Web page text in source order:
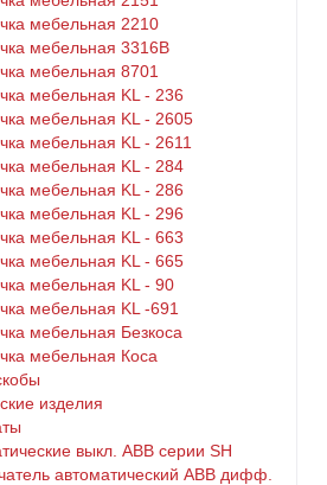
мебельная 2210
мебельная 3316B
мебельная 8701
мебельная KL - 236
мебельная KL - 2605
мебельная KL - 2611
мебельная KL - 284
мебельная KL - 286
мебельная KL - 296
мебельная KL - 663
мебельная KL - 665
мебельная KL - 90
мебельная KL -691
мебельная Безкоса
мебельная Коса
изделия
выкл. ABB серии SH
автоматический ABB дифф.